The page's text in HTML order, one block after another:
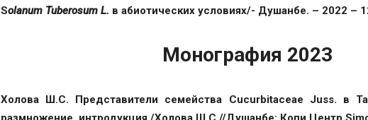
Solanum Tuberosum L. в абиотических условиях/- Душанбе. – 2022 –
Монография 2023
Холова Ш.С. Представители семейства Cucurbitaceae Juss. в